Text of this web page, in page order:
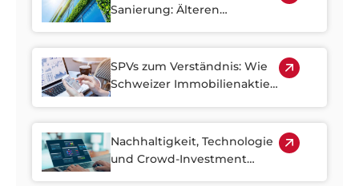
Sanierung: Älteren
Schweiz optimal nutzen
SPVs zum Verständnis: Wie
Schweizer Immobilienaktien
Nachhaltigkeit, Technologie
und Crowd-Investment